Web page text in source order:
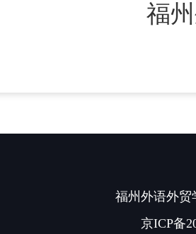
福
福州外语外贸
京ICP备